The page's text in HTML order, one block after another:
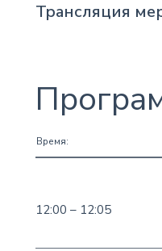
Трансляция
Время:
12:00 – 12:05